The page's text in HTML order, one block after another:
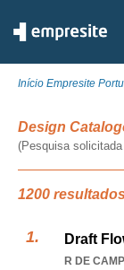
Início Empresite
Design
(Pesquisa
1200
Draft
R DE